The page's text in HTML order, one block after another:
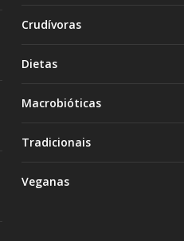
Crudívoras
Dietas
Macrobióticas
Tradicionais
Veganas